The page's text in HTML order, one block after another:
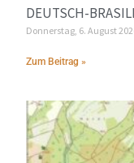
DEUTSCH-
Donnerstag, 6. August
Zum Beitrag »